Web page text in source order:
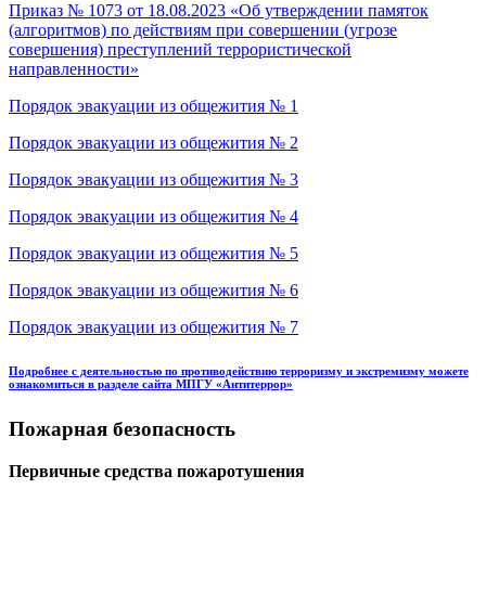
Приказ № 1073 от 18.08.2023 «Об утверждении памяток
(алгоритмов) по действиям при совершении (угрозе
совершения) преступлений террористической
направленности»
Порядок эвакуации из общежития № 1
Порядок эвакуации из общежития № 2
Порядок эвакуации из общежития № 3
Порядок эвакуации из общежития № 4
Порядок эвакуации из общежития № 5
Порядок эвакуации из общежития № 6
Порядок эвакуации из общежития № 7
Подробнее с деятельностью по противодействию терроризму и экстремизму можете
ознакомиться в разделе сайта МПГУ «Антитеррор»
Пожарная безопасность
Первичные средства пожаротушения